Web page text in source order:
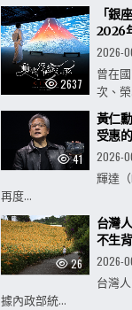
動
「
ON
7
月
登
場
新
度
假
泳
火
與
體
驗
入
官
方
飯
2637
「銀
2026
2026-
曾在
次、榮
41
黃仁
受惠
2026-
輝達
再度...
26
台灣
不生
2026-
台灣
據內政部統...